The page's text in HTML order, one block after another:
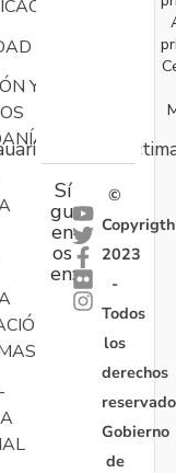
Y
Sí
gu
en
os
en:
©
Copyrigth
2023
-
Todos
los
derechos
Gobierno
de